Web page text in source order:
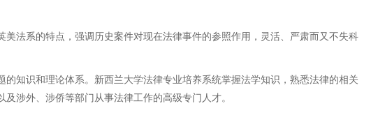
法系的特点，强调历史案件对现在法律事件的参照作用，灵活、严肃而又不失科
知识和理论体系。新西兰大学法律专业培养系统掌握法学知识，熟悉法律的相关
涉外、涉侨等部门从事法律工作的高级专门人才。